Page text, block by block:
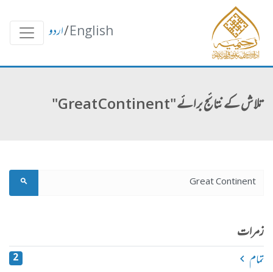
English
/اردو
تلاش کے نتائج برائے "Great Continent"
زمرات
تمام 2